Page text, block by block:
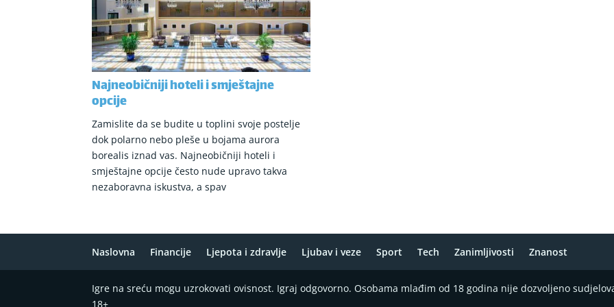
Najneobičniji hoteli i smještajne
opcije
Zamislite da se budite u toplini svoje postelje
dok polarno nebo pleše u bojama aurora
borealis iznad vas. Najneobičniji hoteli i
smještajne opcije često nude upravo takva
nezaboravna iskustva, a spav
Naslovna Financije Ljepota i zdravlje Ljubav i veze Sport Tech Zanimljivosti Znanost
Igre na sreću mogu uzrokovati ovisnost. Igraj odgovorno. Osobama mlađim od 18 godina nije dozvoljeno
18+